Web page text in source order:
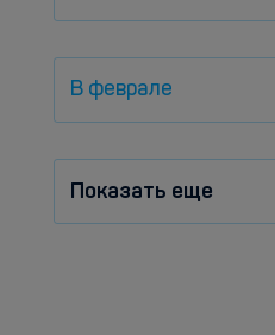
В феврале
Показать еще